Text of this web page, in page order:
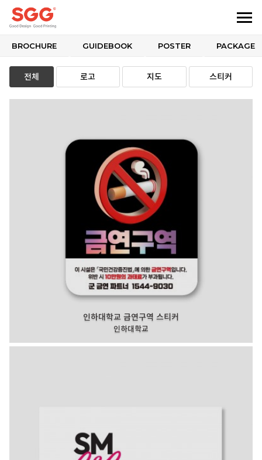
BROCHURE GUIDEBOOK POSTER PACKAGE
전체 로고 지도 스티커
인하대학교 금연구역 스티커
인하대학교